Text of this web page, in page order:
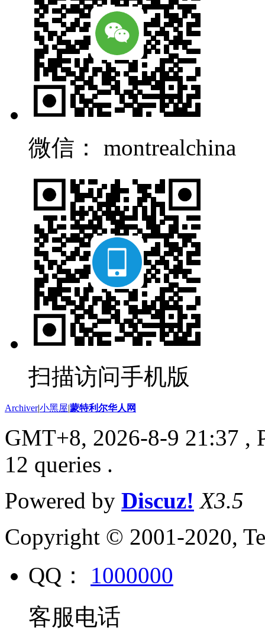
微信： montrealchina
扫描访问手机版
Archiver|小黑屋|蒙特利尔华人网
GMT+8, 2026-8-9 21:37 ,
12 queries .
Powered by Discuz! X3.5
Copyright © 2001-2020,
QQ： 1000000
客服电话